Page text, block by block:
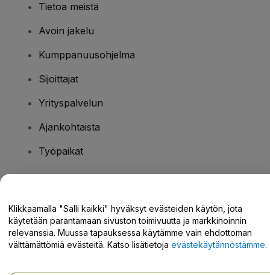
Tietoa meistä
Avoin jakelu
Kumppanuusohjelma
Sijoittajat
Yrityspalvelun
Ajankohtaista
Työpaikat
Tukikeskus / Ota meihin yhteyttä
Klikkaamalla "Salli kaikki" hyväksyt evästeiden käytön, jota
käytetään parantamaan sivuston toimivuutta ja markkinoinnin
relevanssia. Muussa tapauksessa käytämme vain ehdottoman
välttämättömiä evästeitä. Katso lisätietoja evästekäytännöstämme.